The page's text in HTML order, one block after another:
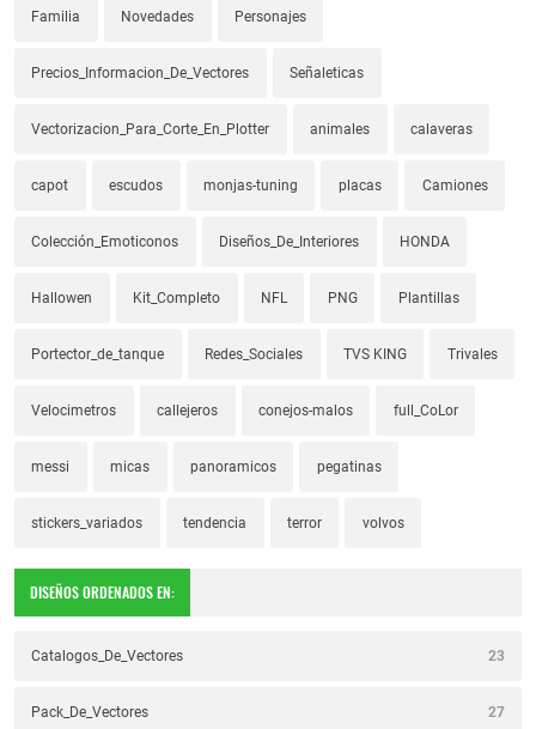
Familia Novedades Personajes
Precios_Informacion_De_Vectores Señaleticas
Vectorizacion_Para_Corte_En_Plotter animales calaveras
capot escudos monjas-tuning placas Camiones
Colección_Emoticonos Diseños_De_Interiores HONDA
Hallowen Kit_Completo NFL PNG Plantillas
Portector_de_tanque Redes_Sociales TVS KING Trivales
Velocimetros callejeros conejos-malos full_CoLor
messi micas panoramicos pegatinas
stickers_variados tendencia terror volvos
DISEÑOS ORDENADOS EN:
Catalogos_De_Vectores 23
Pack_De_Vectores 27